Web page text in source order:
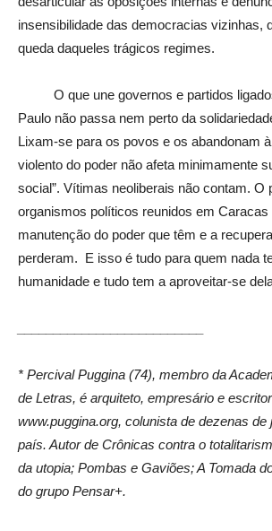
insensibilidade das democracias vizinhas,
queda daqueles trágicos regimes.
O que une governos e partidos
Paulo não passa nem perto da
Lixam-se para os povos e os abandonam
violento do poder não afeta minimamente
social”. Vítimas neoliberais não contam. O
organismos políticos reunidos em
manutenção do poder que têm e a
perderam. E isso é tudo para quem nada
humanidade e tudo tem a aproveitar-se
* Percival Puggina (74), membro da
de Letras, é arquiteto, empresário e
www.puggina.org, colunista de dezenas de
país. Autor de Crônicas contra o
da utopia; Pombas e Gaviões; A Tomada
do grupo Pensar+.